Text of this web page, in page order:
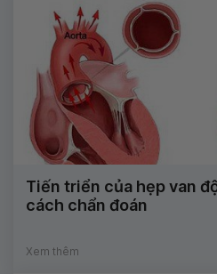
Tiến triển của hẹp van
cách chẩn đoán
Xem thêm